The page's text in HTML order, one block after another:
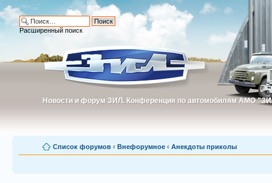
Новости и форум ЗИЛ. Конференция по автомобилям АМО
Новости и форум ЗИЛ. Конференция по автомобилям АМО
Расширенный поиск
Список форумов ‹ Внефорумное ‹ Анекдоты приколы